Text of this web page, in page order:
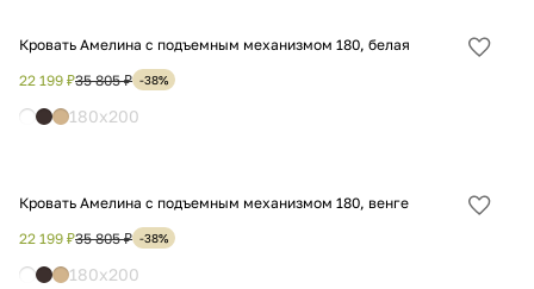
Кровать Амелина с подъемным механизмом 180, белая
22 199 ₽35 805 ₽ -38%
180x200
Кровать Амелина с подъемным механизмом 180, венге
22 199 ₽35 805 ₽ -38%
180x200